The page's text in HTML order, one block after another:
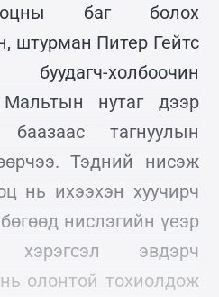
баг болох
штурман Питер Гейтс
холбоочин
нутаг дээр
тагнуулын
Тэдний нисэж
нь ихээхэн хуучирч
нислэгийн үеэр
эвдэрч
олонтой тохиолдож